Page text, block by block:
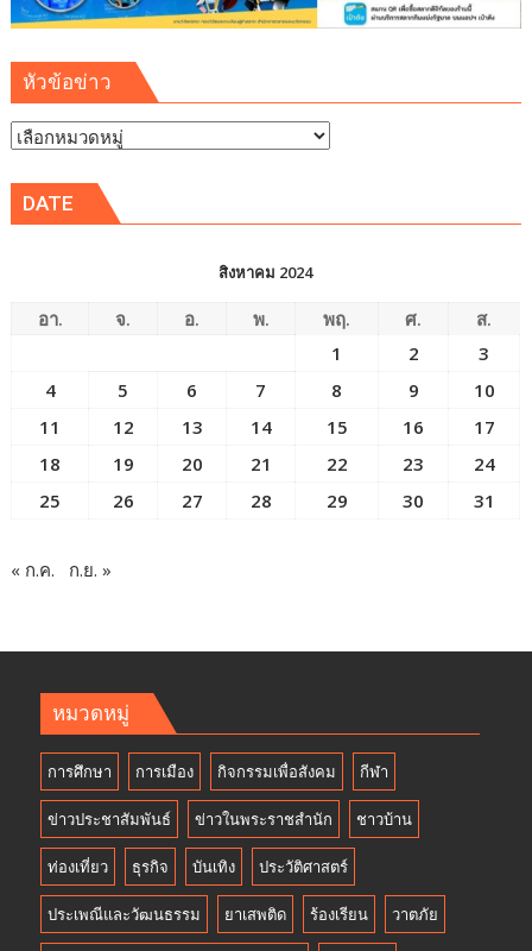
หัวข้อข่าว
หัวข้อ
DATE
สิงหาคม 2024
อา. จ. อ. พ. พฤ. ศ.
ส.
1
2
3
4
5 6 7 8 9
10
11
12 13 14 15 16
17
18
19 20 21 22 23
24
25
26 27 28 29 30 31
« ก.ค. ก.ย. »
หมวดหมู่
การศึกษา การเมือง กิจกรรมเพื่อสังคม กีฬา
ข่าวประชาสัมพันธ์ ข่าวในพระราชสำนัก ชาวบ้าน
ท่องเที่ยว ธุรกิจ บันเทิง ประวัติศาสตร์
ประเพณีและวัฒนธรรม ยาเสพติด ร้องเรียน วาตภัย